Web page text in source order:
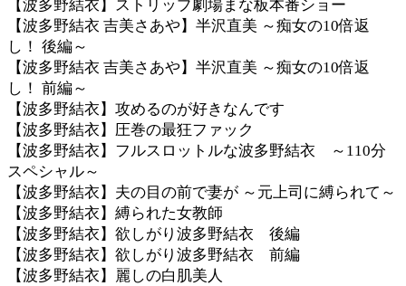
【波多野結衣】ストリップ劇場まな板本番ショー
【波多野結衣 吉美さあや】半沢直美 ～痴女の10倍返
し！ 後編～
【波多野結衣 吉美さあや】半沢直美 ～痴女の10倍返
し！ 前編～
【波多野結衣】攻めるのが好きなんです
【波多野結衣】圧巻の最狂ファック
【波多野結衣】フルスロットルな波多野結衣 ～110分
スペシャル～
【波多野結衣】夫の目の前で妻が ～元上司に縛られて～
【波多野結衣】縛られた女教師
【波多野結衣】欲しがり波多野結衣 後編
【波多野結衣】欲しがり波多野結衣 前編
【波多野結衣】麗しの白肌美人